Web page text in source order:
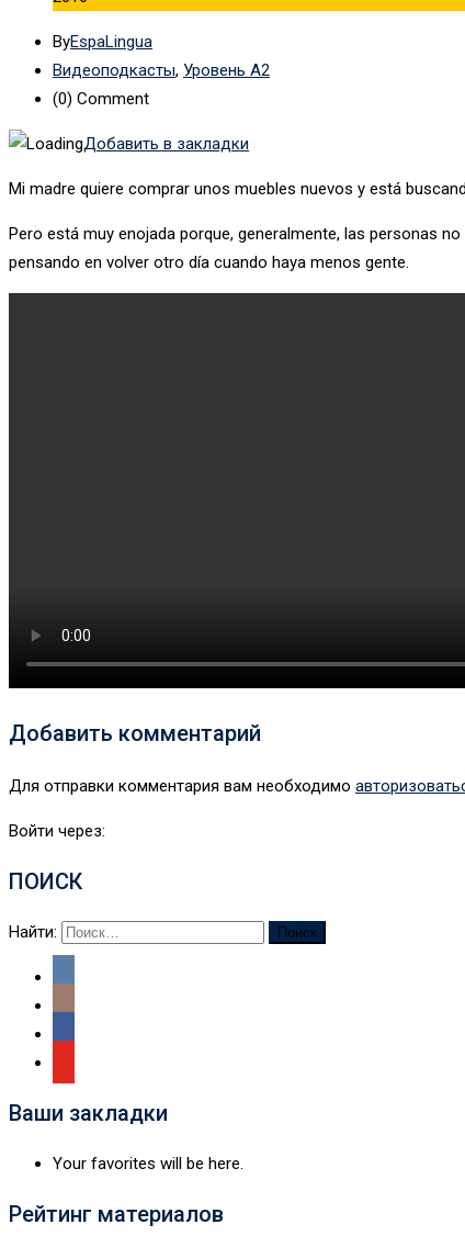
ByEspaLingua
Видеоподкасты, Уровень А2
(0) Comment
Добавить в закладки
Mi madre quiere comprar unos muebles nuevos y está
Pero está muy enojada porque, generalmente, las personas
pensando en volver otro día cuando haya menos gente.
Добавить комментарий
Для отправки комментария вам необходимо
Войти через:
ПОИСК
Найти:
Ваши закладки
Your favorites will be here.
Рейтинг материалов